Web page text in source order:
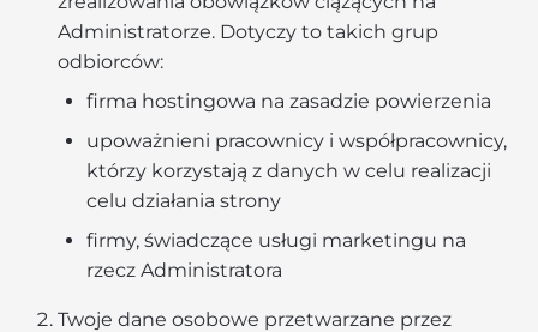
Administratorze. Dotyczy to takich grup
odbiorców:
firma hostingowa na zasadzie powierzenia
upoważnieni pracownicy i współpracownicy,
którzy korzystają z danych w celu realizacji
celu działania strony
firmy, świadczące usługi marketingu na
rzecz Administratora
Twoje dane osobowe przetwarzane przez